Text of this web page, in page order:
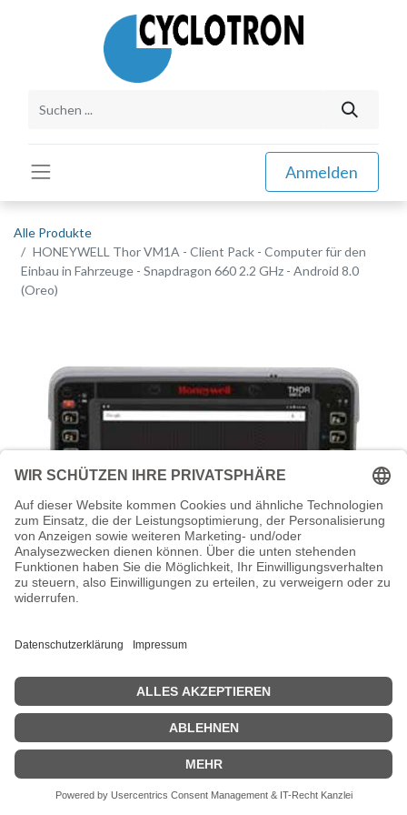
Anmelden
Alle Produkte
HONEYWELL Thor VM1A - Client Pack - Computer für den
Einbau in Fahrzeuge - Snapdragon 660 2.2 GHz - Android 8.0
(Oreo)
HONEYWELL Thor VM1A - Client Pack -
Computer für den Einbau in Fahrzeuge -
Snapdragon 660 2.2 GHz - Android 8.0
(Oreo)
Honeywell Thor VM1A - Client Pack - Computer für den Einbau in